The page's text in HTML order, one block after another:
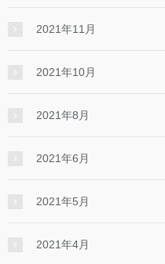
2021年11月
2021年10月
2021年8月
2021年6月
2021年5月
2021年4月